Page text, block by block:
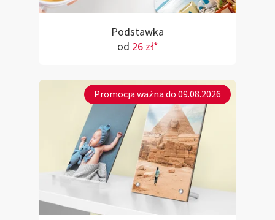
Podstawka
od 26 zł*
Promocja ważna do 09.08.2026